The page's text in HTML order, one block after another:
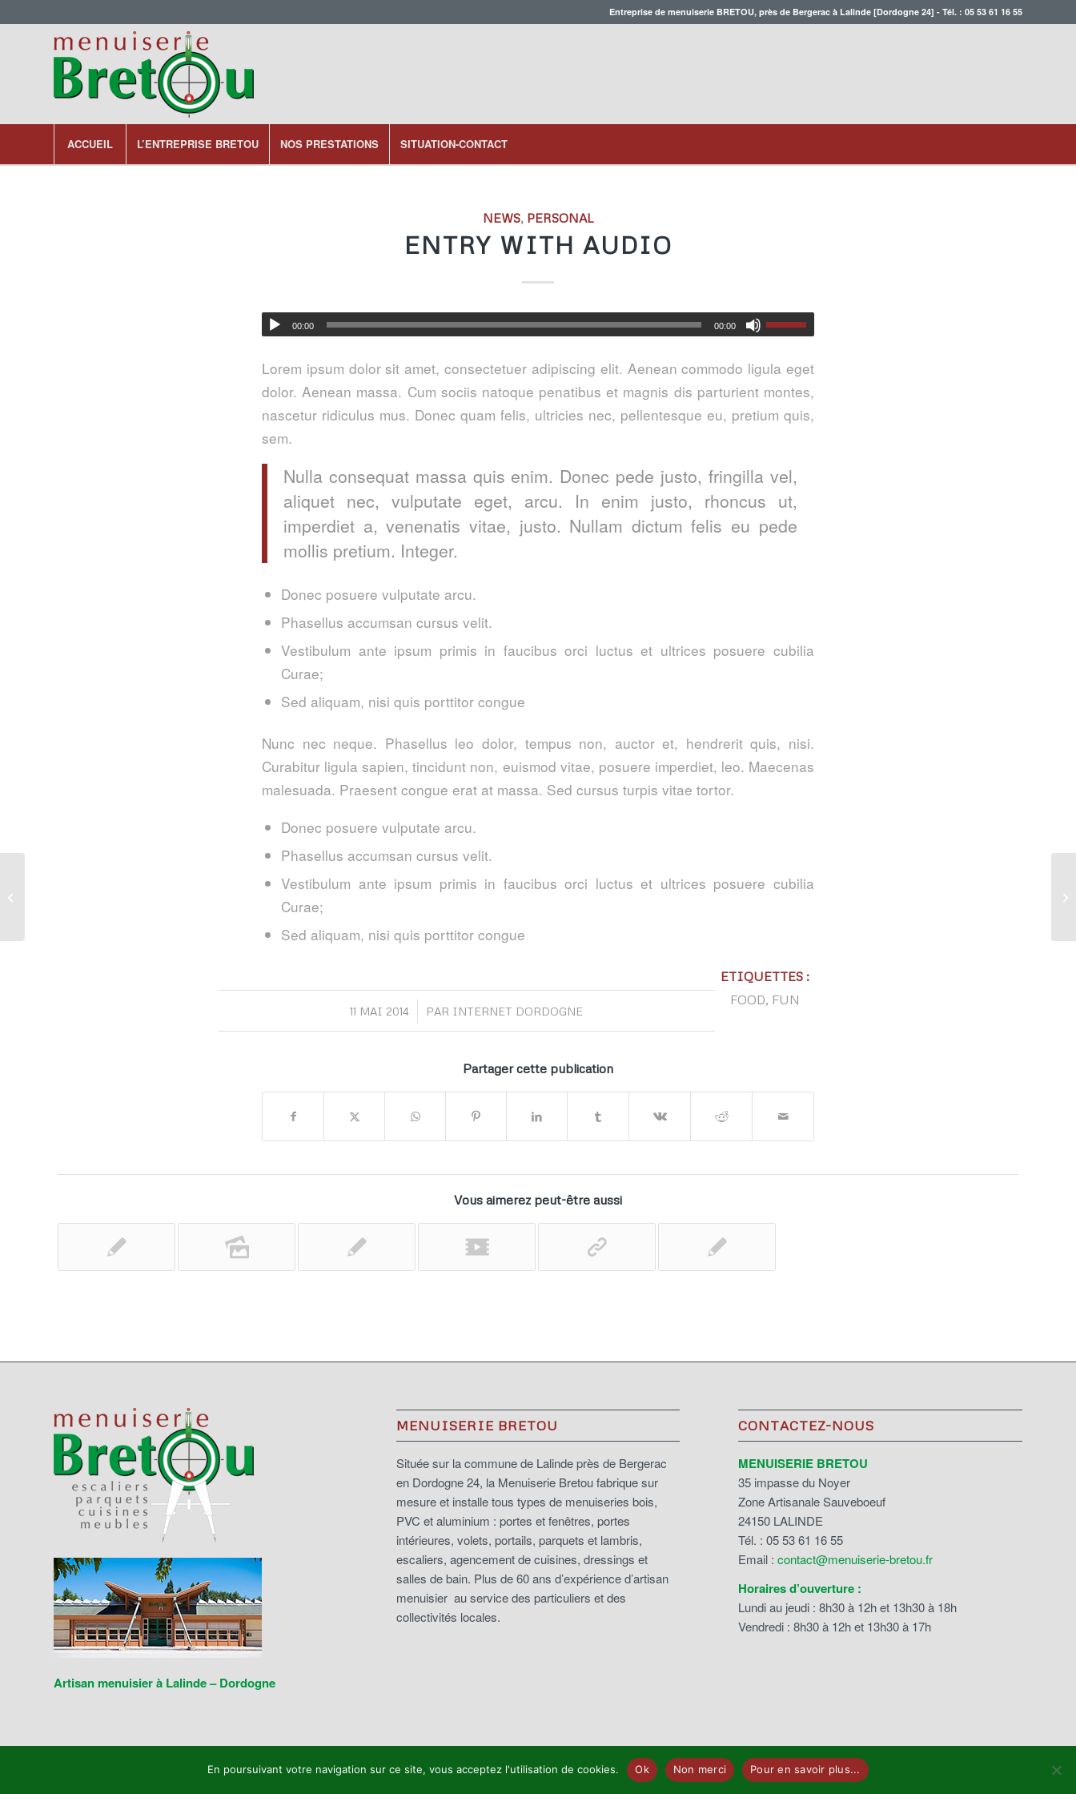
Entreprise de menuiserie BRETOU, près de Bergerac à Lalinde [Dordogne 24] - Tél. : 05 53 61 16 55
ACCUEIL L’ENTREPRISE BRETOU NOS PRESTATIONS SITUATION-CONTACT
NEWS, PERSONAL
ENTRY WITH AUDIO
00:00 00:00
Lorem ipsum dolor sit amet, consectetuer adipiscing elit. Aenean commodo ligula eget
dolor. Aenean massa. Cum sociis natoque penatibus et magnis dis parturient montes,
nascetur ridiculus mus. Donec quam felis, ultricies nec, pellentesque eu, pretium quis,
sem.
Nulla consequat massa quis enim. Donec pede justo, fringilla vel,
aliquet nec, vulputate eget, arcu. In enim justo, rhoncus ut,
imperdiet a, venenatis vitae, justo. Nullam dictum felis eu pede
mollis pretium. Integer.
Donec posuere vulputate arcu.
Phasellus accumsan cursus velit.
Vestibulum ante ipsum primis in faucibus orci luctus et ultrices posuere cubilia
Curae;
Sed aliquam, nisi quis porttitor congue
Nunc nec neque. Phasellus leo dolor, tempus non, auctor et, hendrerit quis, nisi.
Curabitur ligula sapien, tincidunt non, euismod vitae, posuere imperdiet, leo. Maecenas
malesuada. Praesent congue erat at massa. Sed cursus turpis vitae tortor.
Donec posuere vulputate arcu.
Phasellus accumsan cursus velit.
Vestibulum ante ipsum primis in faucibus orci luctus et ultrices posuere cubilia
Curae;
Sed aliquam, nisi quis porttitor congue
11 MAI 2014
/ PAR INTERNET DORDOGNE
ETIQUETTES :
FOOD FUN
Partager cette publication
Vous aimerez peut-être aussi
Artisan menuisier à Lalinde – Dordogne
MENUISERIE BRETOU
Située sur la commune de Lalinde près de Bergerac
en Dordogne 24, la Menuiserie Bretou fabrique sur
mesure et installe tous types de menuiseries bois,
PVC et aluminium : portes et fenêtres, portes
intérieures, volets, portails, parquets et lambris,
escaliers, agencement de cuisines, dressings et
salles de bain. Plus de 60 ans d’expérience d’artisan
menuisier au service des particuliers et des
collectivités locales.
CONTACTEZ-NOUS
MENUISERIE BRETOU
35 impasse du Noyer
Zone Artisanale Sauveboeuf
24150 LALINDE
Tél. : 05 53 61 16 55
Email :contact@menuiserie-bretou.fr
Horaires d’ouverture :
Lundi au jeudi : 8h30 à 12h et 13h30 à 18h
Vendredi : 8h30 à 12h et 13h30 à 17h
© 2020 Menuiserie Bretou - Artisan menuisier à Lalinde (Dordogne 24) - Tous droits réservés |Mentions légales et politique de confidentialité| Création site web :Internet Dordogne |
A
En poursuivant votre navigation sur ce site, vous acceptez l'utilisation de cookies. Ok Non merci Pour en savoir plus...